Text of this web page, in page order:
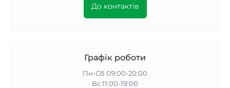
До контактів
Графік роботи
Пн-Сб 09:00-20:00
Вс 11:00-19:00